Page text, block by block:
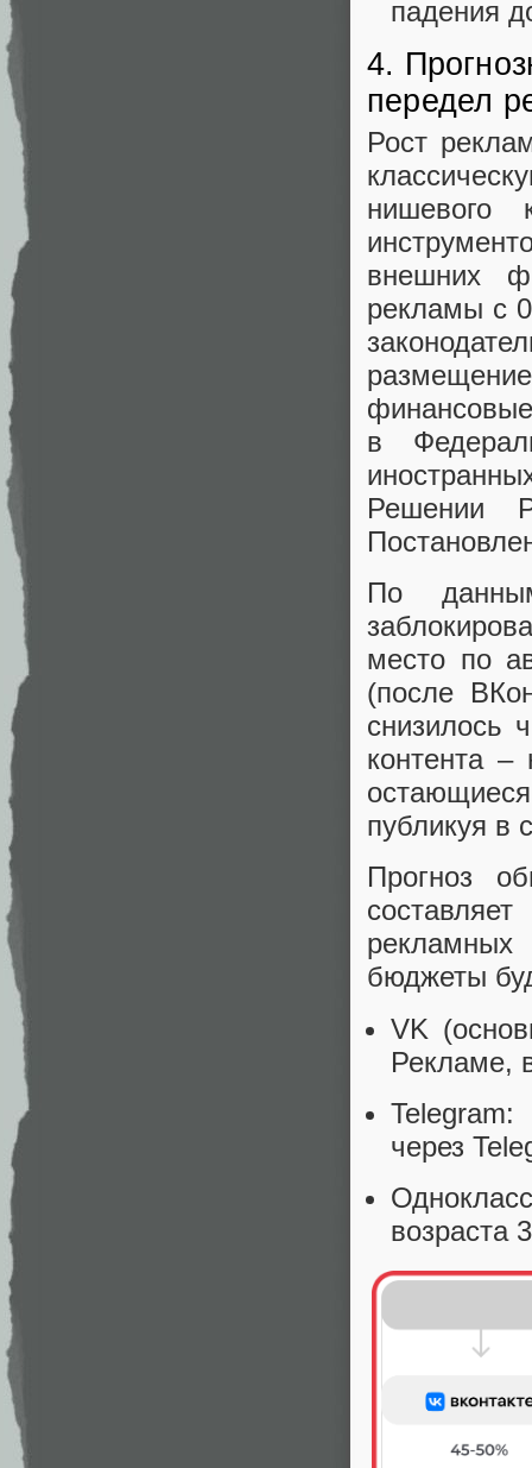
падения
4.
передел
Рост
нишевого
внешних
рекламы с
в
Решении
По
место по
(после
снизилось
контента –
публикуя в
Прогноз
рекламных
бюджеты
VK
Рекламе,
через
возраста